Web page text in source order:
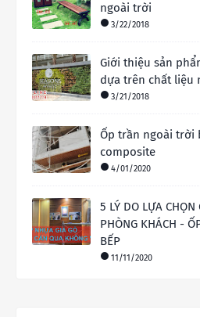
ngoài trời
3/22/2018
Giới thiệu sản
dựa trên chất liệu
3/21/2018
Ốp trần ngoài trời
composite
4/01/2020
5 LÝ DO LỰA
PHÒNG KHÁCH -
BẾP
11/11/2020